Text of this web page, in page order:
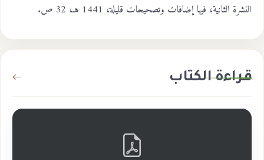
النشرة الثانية، فيها إضافات وتصحيحات قليلة، 1441 هـ، 32 ص.
قراءة الكتاب